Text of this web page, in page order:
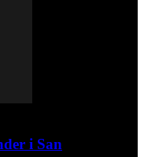
i San